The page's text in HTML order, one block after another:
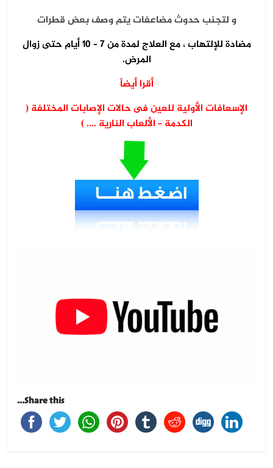
و لتجنب حدوث مضاعفات يتم وصف بعض قطرات
مضادة للإلتهاب ، مع العلاج لمدة من 7 – 10 أيام حتى زوال
المرض.
أقرا أيضاً
الإسعافات الأولية للعين فى حالات الإصابات المختلفة ‏(
الكدمة – الألعاب النارية …. )
Share this...